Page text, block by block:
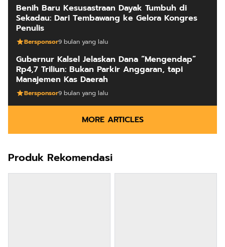
Benih Baru Kesusastraan Dayak Tumbuh di
Sekadau: Dari Tembawang ke Gelora Kongres
Penulis
Bersponsor9 bulan yang lalu
Gubernur Kalsel Jelaskan Dana “Mengendap”
Rp4,7 Triliun: Bukan Parkir Anggaran, tapi
Manajemen Kas Daerah
Bersponsor9 bulan yang lalu
MORE ARTICLES
Produk Rekomendasi